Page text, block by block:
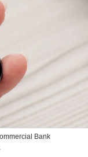
Bank